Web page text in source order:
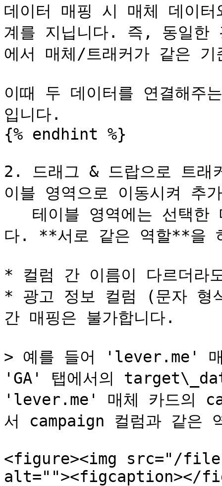
데이터 매핑 시 매체 데이
계를 지닙니다. 즉, 동일한
에서 매체/트래커가 같은
이때 두 데이터를 연결해
입니다.
{% endhint %}
2. 드래그 & 드랍으로 트래
이블 영역으로 이동시켜 추
다. **서로 같은 역할**을
* 컬럼 간 이름이 다르더라
* 광고 정보 컬럼 (문자
간 매핑은 불가합니다.
> 예를 들어 'lever.me'
'GA' 탭에서의
'lever.me' 매체 카드의
서 campaign 컬럼과 같은
<figure><img src="/
alt=""><figcaption></